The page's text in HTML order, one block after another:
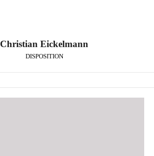
Christian Eickelmann
DISPOSITION